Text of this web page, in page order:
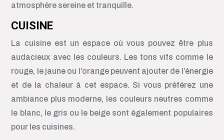
atmosphère sereine et tranquille.
CUISINE
La cuisine est un espace où vous pouvez être plus
audacieux avec les couleurs. Les tons vifs comme le
rouge, le jaune ou l’orange peuvent ajouter de l’énergie
et de la chaleur à cet espace. Si vous préférez une
ambiance plus moderne, les couleurs neutres comme
le blanc, le gris ou le beige sont également populaires
pour les cuisines.